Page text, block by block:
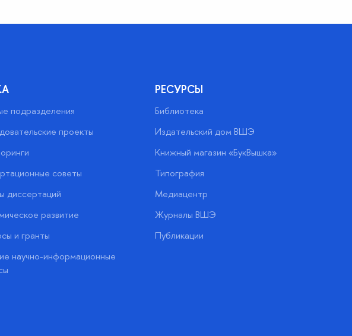
подразделения
проекты
советы
диссертаций
развитие
и гранты
научно-информационные
РЕСУРСЫ
Библиотека
Издательский дом ВШЭ
Книжный магазин «БукВышка»
Типография
Медиацентр
Журналы ВШЭ
Публикации